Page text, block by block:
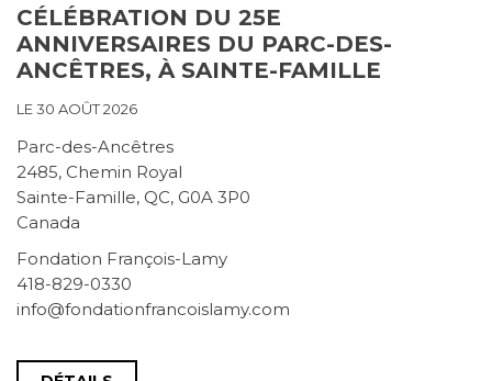
CÉLÉBRATION DU 25E
ANNIVERSAIRES DU PARC-DES-
ANCÊTRES, À SAINTE-FAMILLE
LE 30 AOÛT 2026
Parc-des-Ancêtres
2485, Chemin Royal
Sainte-Famille, QC, G0A 3P0
Canada
Fondation François-Lamy
418-829-0330
info@fondationfrancoislamy.com